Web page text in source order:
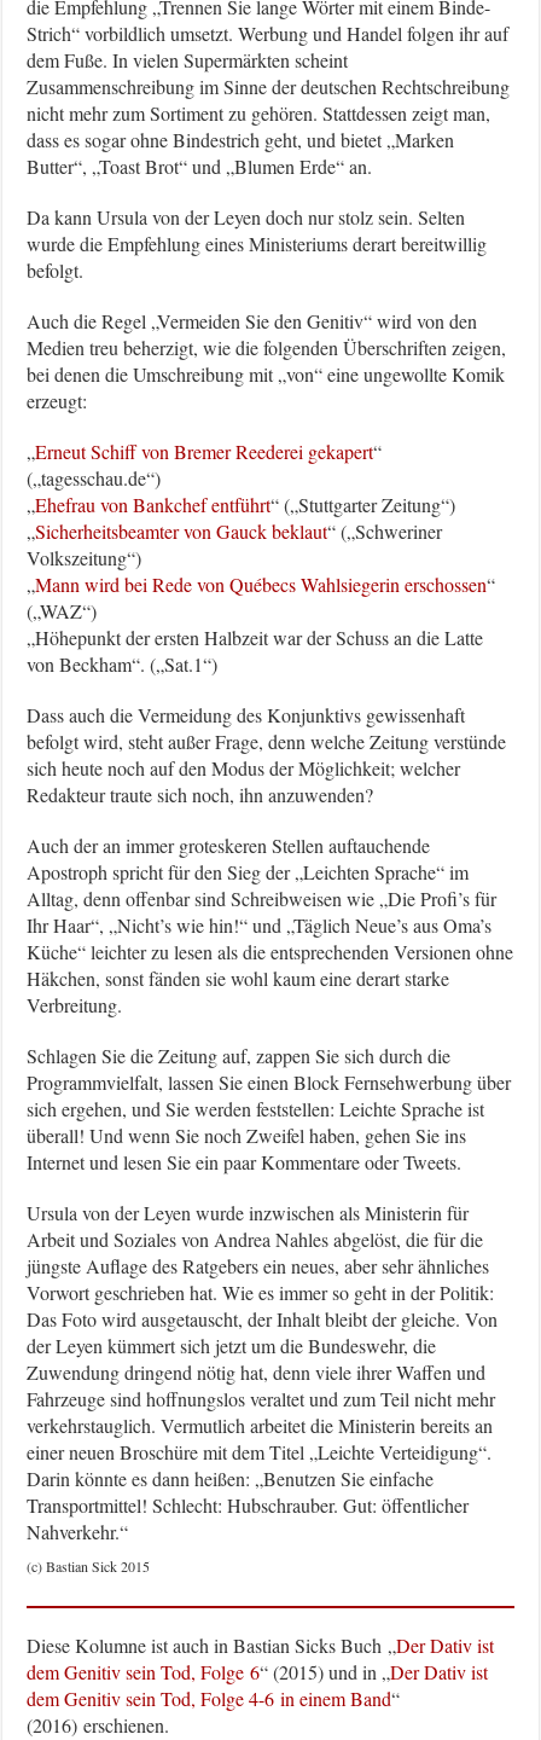
die Empfehlung „Trennen Sie lange Wörter mit einem Binde-
Strich“ vorbildlich umsetzt. Werbung und Handel folgen ihr auf
dem Fuße. In vielen Supermärkten scheint
Zusammenschreibung im Sinne der deutschen Rechtschreibung
nicht mehr zum Sortiment zu gehören. Stattdessen zeigt man,
dass es sogar ohne Bindestrich geht, und bietet „Marken
Butter“, „Toast Brot“ und „Blumen Erde“ an.
Da kann Ursula von der Leyen doch nur stolz sein. Selten
wurde die Empfehlung eines Ministeriums derart bereitwillig
befolgt.
Auch die Regel „Vermeiden Sie den Genitiv“ wird von den
Medien treu beherzigt, wie die folgenden Überschriften zeigen,
bei denen die Umschreibung mit „von“ eine ungewollte Komik
erzeugt:
„Erneut Schiff von Bremer Reederei gekapert“
(„tagesschau.de“)
„Ehefrau von Bankchef entführt“ („Stuttgarter Zeitung“)
„Sicherheitsbeamter von Gauck beklaut“ („Schweriner
Volkszeitung“)
„Mann wird bei Rede von Québecs Wahlsiegerin erschossen“
(„WAZ“)
„Höhepunkt der ersten Halbzeit war der Schuss an die Latte
von Beckham“. („Sat.1“)
Dass auch die Vermeidung des Konjunktivs gewissenhaft
befolgt wird, steht außer Frage, denn welche Zeitung verstünde
sich heute noch auf den Modus der Möglichkeit; welcher
Redakteur traute sich noch, ihn anzuwenden?
Auch der an immer groteskeren Stellen auftauchende
Apostroph spricht für den Sieg der „Leichten Sprache“ im
Alltag, denn offenbar sind Schreibweisen wie „Die Profi’s für
Ihr Haar“, „Nicht’s wie hin!“ und „Täglich Neue’s aus Oma’s
Küche“ leichter zu lesen als die entsprechenden Versionen ohne
Häkchen, sonst fänden sie wohl kaum eine derart starke
Verbreitung.
Schlagen Sie die Zeitung auf, zappen Sie sich durch die
Programmvielfalt, lassen Sie einen Block Fernsehwerbung über
sich ergehen, und Sie werden feststellen: Leichte Sprache ist
überall! Und wenn Sie noch Zweifel haben, gehen Sie ins
Internet und lesen Sie ein paar Kommentare oder Tweets.
Ursula von der Leyen wurde inzwischen als Ministerin für
Arbeit und Soziales von Andrea Nahles abgelöst, die für die
jüngste Auflage des Ratgebers ein neues, aber sehr ähnliches
Vorwort geschrieben hat. Wie es immer so geht in der Politik:
Das Foto wird ausgetauscht, der Inhalt bleibt der gleiche. Von
der Leyen kümmert sich jetzt um die Bundeswehr, die
Zuwendung dringend nötig hat, denn viele ihrer Waffen und
Fahrzeuge sind hoffnungslos veraltet und zum Teil nicht mehr
verkehrstauglich. Vermutlich arbeitet die Ministerin bereits an
einer neuen Broschüre mit dem Titel „Leichte Verteidigung“.
Darin könnte es dann heißen: „Benutzen Sie einfache
Transportmittel! Schlecht: Hubschrauber. Gut: öffentlicher
Nahverkehr.“
(c) Bastian Sick 2015
Diese Kolumne ist auch in Bastian Sicks Buch „Der Dativ ist
dem Genitiv sein Tod, Folge 6“ (2015) und in „Der Dativ ist
dem Genitiv sein Tod, Folge 4-6 in einem Band“
(2016) erschienen.